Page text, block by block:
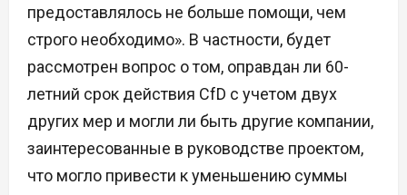
предоставлялось не больше помощи, чем
строго необходимо». В частности, будет
рассмотрен вопрос о том, оправдан ли 60-
летний срок действия CfD с учетом двух
других мер и могли ли быть другие компании,
заинтересованные в руководстве проектом,
что могло привести к уменьшению суммы